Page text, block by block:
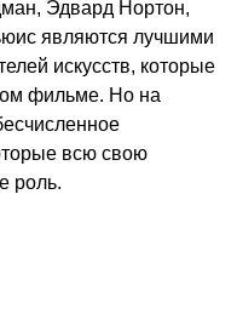
Эдвард Нортон,
являются лучшими
искусств, которые
фильме. Но на
всю свою
роль.